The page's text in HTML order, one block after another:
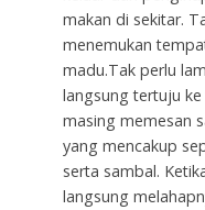
makan di sekitar.
menemukan
madu.Tak perlu
langsung tertuju
masing memesan
yang mencakup
serta sambal.
langsung